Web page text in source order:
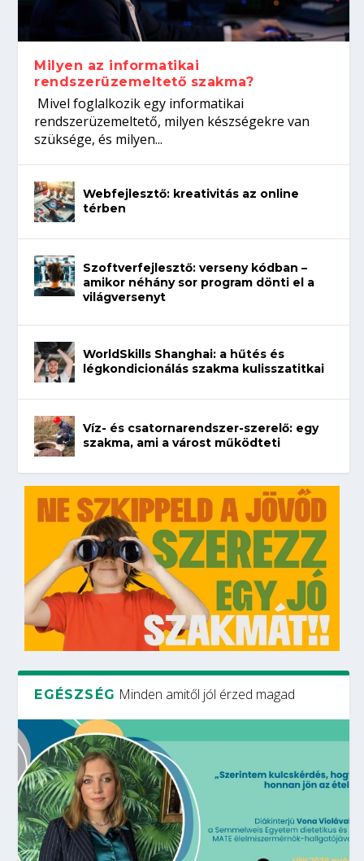
koffeinről?
Így növelheted az esélyedet az
állásinterjúra...
Tanulj szakmát!
Milyen az informatikai
rendszerüzemeltető szakma?
Mivel foglalkozik egy informatikai
rendszerüzemeltető, milyen készségekre van
szüksége, és milyen...
Webfejlesztő: kreativitás az online
térben
Szoftverfejlesztő: verseny kódban –
amikor néhány sor program dönti el a
világversenyt
WorldSkills Shanghai: a hűtés és
légkondicionálás szakma kulisszatitkai
Víz- és csatornarendszer-szerelő: egy
szakma, ami a várost működteti
EGÉSZSÉG Minden amitől jól érzed magad